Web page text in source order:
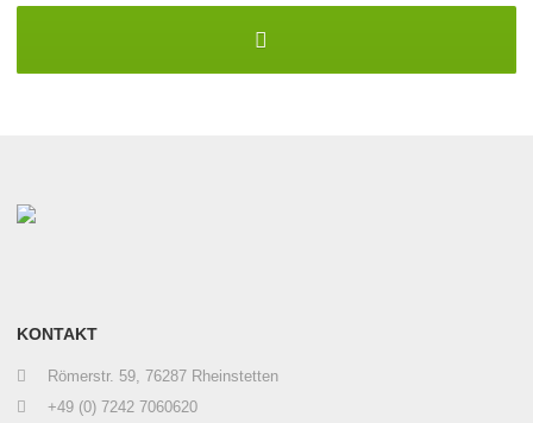
KONTAKT
Römerstr. 59, 76287 Rheinstetten
+49 (0) 7242 7060620